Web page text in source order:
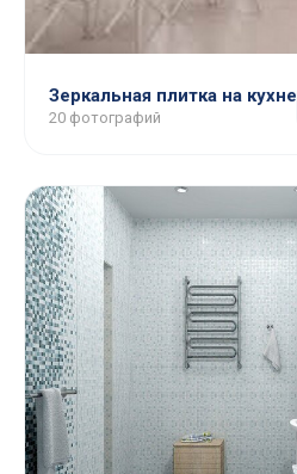
Зеркальная плитка на кухне
20 фотографий